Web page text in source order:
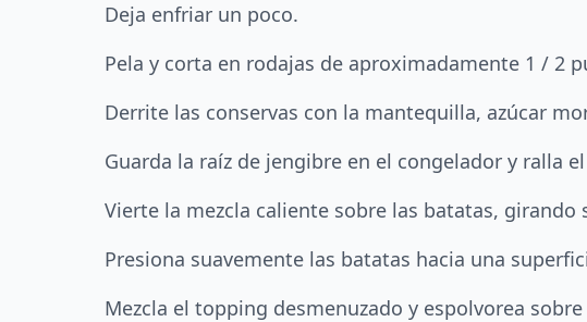
Deja enfriar un poco.
Pela y corta en rodajas de aproximadamente 1 / 2
Derrite las conservas con la mantequilla, azúcar
Guarda la raíz de jengibre en el congelador y ralla
Vierte la mezcla caliente sobre las batatas, girando
Presiona suavemente las batatas hacia una
Mezcla el topping desmenuzado y espolvorea